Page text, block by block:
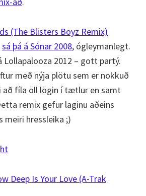
(The Blisters Boyz Remix)
sá þá á Sónar 2008, ógleymanlegt.
Lollapalooza 2012 – gott partý.
með nýja plötu sem er nokkuð
að fíla öll lögin í tætlur en samt
remix gefur laginu aðeins
meiri hressleika ;)
Deep Is Your Love (A-Trak